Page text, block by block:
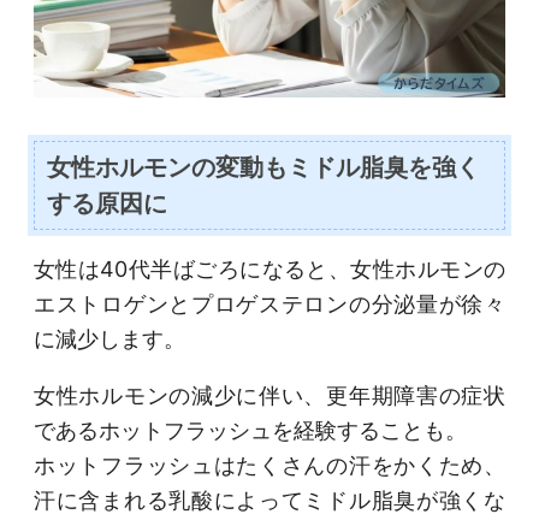
女性ホルモンの変動もミドル脂臭を強く
する原因に
女性は40代半ばごろになると、女性ホルモンの
エストロゲンとプロゲステロンの分泌量が徐々
に減少します。
女性ホルモンの減少に伴い、更年期障害の症状
であるホットフラッシュを経験することも。
ホットフラッシュはたくさんの汗をかくため、
汗に含まれる乳酸によってミドル脂臭が強くな